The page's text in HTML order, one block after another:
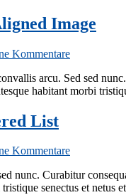
Image
Kommentare
arcu. Sed sed
habitant morbi
List
Kommentare
nunc. Curabitur
senectus et netus